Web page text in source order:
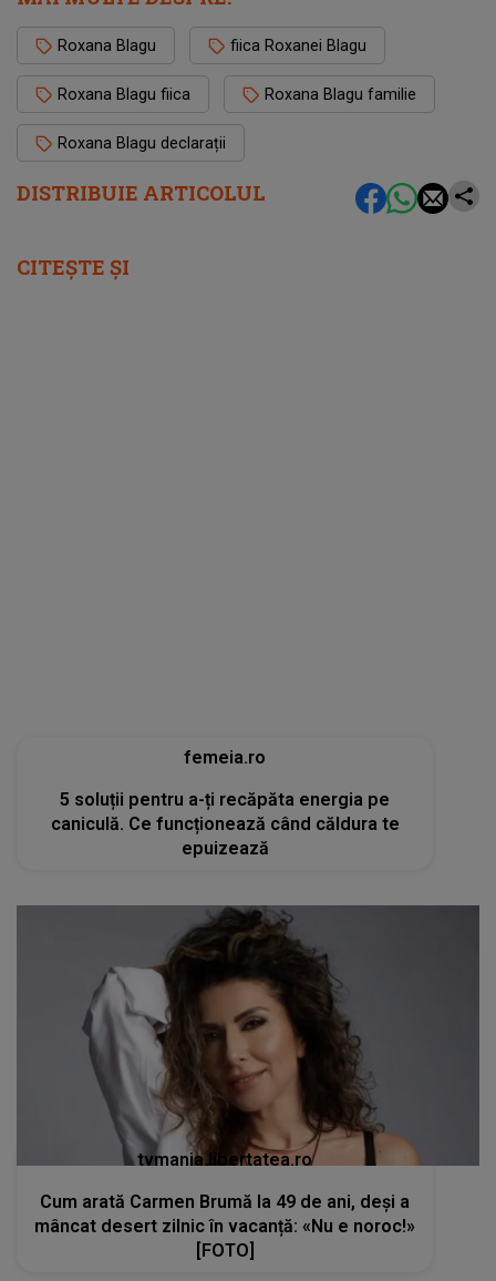
DISTRIBUIE ARTICOLUL
Roxana Blagu fiica Roxanei Blagu
Roxana Blagu fiica Roxana Blagu familie
Roxana Blagu declarații
CITEȘTE ȘI
tvmania.libertatea.ro
Cum arată Carmen Brumă la 49 de ani, deși a
mâncat desert zilnic în vacanță: «Nu e noroc!»
[FOTO]